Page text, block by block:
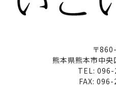
勤務時間
※日・祝は14:00～
調理師免許所持者優遇
〒
熊本県熊本市中
TEL:
FAX: